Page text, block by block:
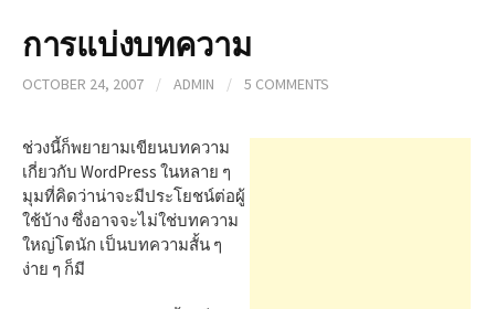
การแบ่งบทความ
OCTOBER 24, 2007 / ADMIN / 5 COMMENTS
ช่วงนี้ก็พยายามเขียนบทความ
เกี่ยวกับ WordPress ในหลาย ๆ
มุมที่คิดว่าน่าจะมีประโยชน์ต่อผู้
ใช้บ้าง ซึ่งอาจจะไม่ใช่บทความ
ใหญ่โตนัก เป็นบทความสั้น ๆ
ง่าย ๆ ก็มี